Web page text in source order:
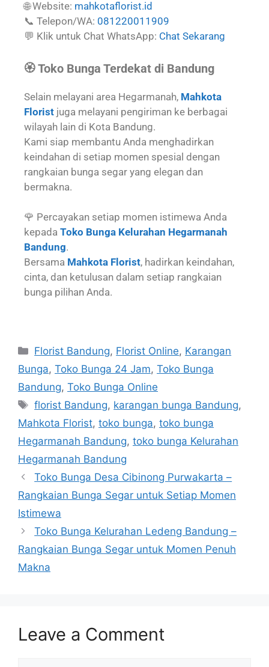
🌐 Website: mahkotaflorist.id
📞 Telepon/WA: 081220011909
💬 Klik untuk Chat WhatsApp: Chat Sekarang
🏵️ Toko Bunga Terdekat di Bandung
Selain melayani area Hegarmanah, Mahkota
Florist juga melayani pengiriman ke berbagai
wilayah lain di Kota Bandung.
Kami siap membantu Anda menghadirkan
keindahan di setiap momen spesial dengan
rangkaian bunga segar yang elegan dan
bermakna.
🌹 Percayakan setiap momen istimewa Anda
kepada Toko Bunga Kelurahan Hegarmanah
Bandung.
Bersama Mahkota Florist, hadirkan keindahan,
cinta, dan ketulusan dalam setiap rangkaian
bunga pilihan Anda.
Florist Bandung, Florist Online, Karangan
Bunga, Toko Bunga 24 Jam, Toko Bunga
Bandung, Toko Bunga Online
florist Bandung, karangan bunga Bandung,
Mahkota Florist, toko bunga, toko bunga
Hegarmanah Bandung, toko bunga Kelurahan
Hegarmanah Bandung
Toko Bunga Desa Cibinong Purwakarta –
Rangkaian Bunga Segar untuk Setiap Momen
Istimewa
Toko Bunga Kelurahan Ledeng Bandung –
Rangkaian Bunga Segar untuk Momen Penuh
Makna
Leave a Comment